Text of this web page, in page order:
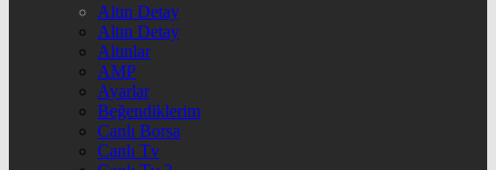
Altın Detay
Altın Detay
Altınlar
AMP
Ayarlar
Beğendiklerim
Canlı Borsa
Canlı Tv